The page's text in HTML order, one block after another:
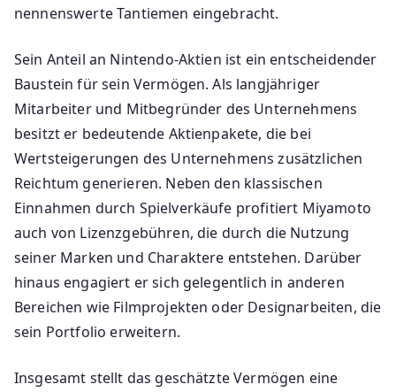
nennenswerte Tantiemen eingebracht.
Sein Anteil an Nintendo-Aktien ist ein entscheidender
Baustein für sein Vermögen. Als langjähriger
Mitarbeiter und Mitbegründer des Unternehmens
besitzt er bedeutende Aktienpakete, die bei
Wertsteigerungen des Unternehmens zusätzlichen
Reichtum generieren. Neben den klassischen
Einnahmen durch Spielverkäufe profitiert Miyamoto
auch von Lizenzgebühren, die durch die Nutzung
seiner Marken und Charaktere entstehen. Darüber
hinaus engagiert er sich gelegentlich in anderen
Bereichen wie Filmprojekten oder Designarbeiten, die
sein Portfolio erweitern.
Insgesamt stellt das geschätzte Vermögen eine